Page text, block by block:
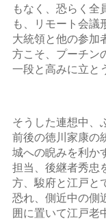
もなく、恐らく全
も、リモート会議
大統領と他の参加
方こそ、プーチン
一段と高みに立と
そうした連想中、
前後の徳川家康の
城への睨みを利か
担当、後継者秀忠
方、駿府と江戸と
恐れ、側近中の側
囲に置いて江戸老